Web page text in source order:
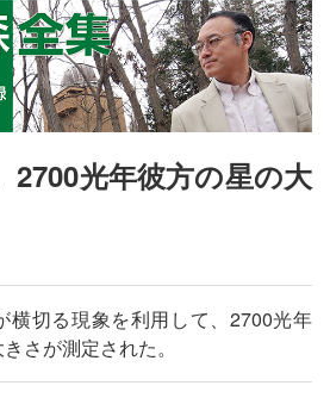
2700光年彼方の星の大
横切る現象を利用して、2700光年
さが測定された。